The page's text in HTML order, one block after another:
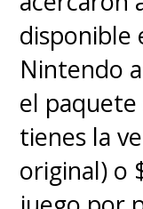
Lo malo
La
disponible
Nintendo
el paquete
tienes la
original) o